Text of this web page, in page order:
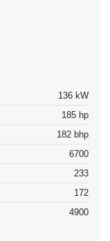
136 kW
185 hp
182 bhp
6700
233
172
4900